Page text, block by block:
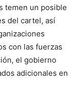
temen un posible
del cartel, así
con las fuerzas
el gobierno
adicionales en